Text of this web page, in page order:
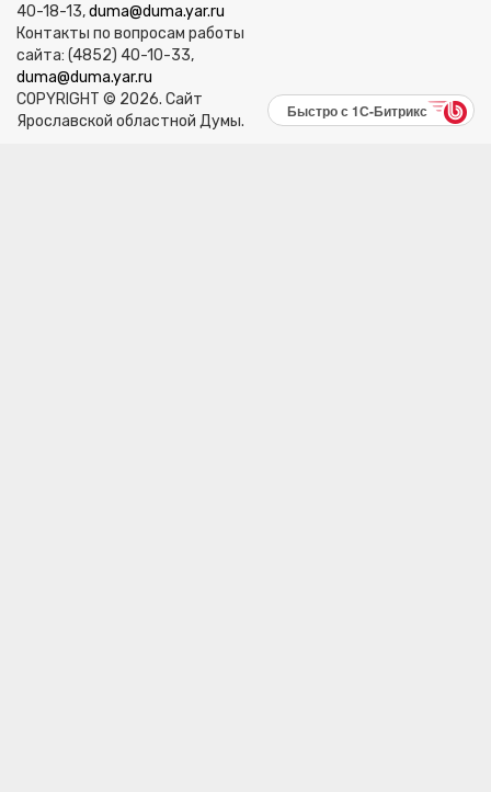
40-18-13,duma@duma.yar.ru
Контакты по вопросам работы
сайта: (4852) 40-10-33,
duma@duma.yar.ru
COPYRIGHT © 2026. Сайт
Ярославской областной Думы.
Быстро с 1С-Битрикс